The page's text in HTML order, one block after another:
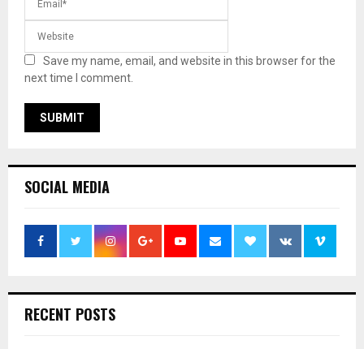
Save my name, email, and website in this browser for the
next time I comment.
SOCIAL MEDIA
RECENT POSTS